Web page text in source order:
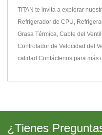
TITAN te invita a explorar
Refrigerador de CPU
Grasa Térmica Cable del
Controlador de Velocidad del
calidad. Contáctenos para más
¿Tienes